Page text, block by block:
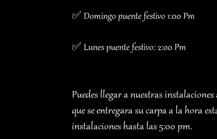
✅ Domingo puente festivo 1:00 Pm
✅ Lunes puente festivo: 2:00 Pm
Puedes llegar a nuestras
que se entregara su carpa a la hora
instalaciones hasta las 5:00 pm.